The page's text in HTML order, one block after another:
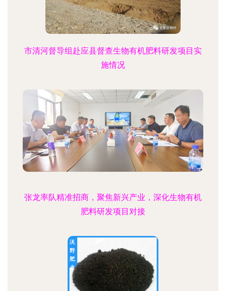
市清河督导组赴应县督查生物有机肥料研发项目实
施情况
张龙率队精准招商，聚焦新兴产业，深化生物有机
肥料研发项目对接